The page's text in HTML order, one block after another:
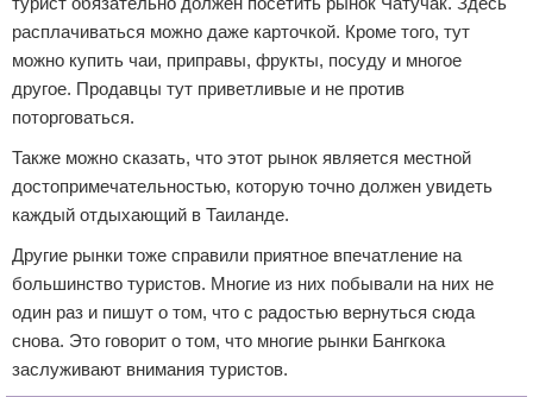
расплачиваться можно даже карточкой. Кроме того, тут
можно купить чаи, приправы, фрукты, посуду и многое
другое. Продавцы тут приветливые и не против
поторговаться.
Также можно сказать, что этот рынок является местной
достопримечательностью, которую точно должен увидеть
каждый отдыхающий в Таиланде.
Другие рынки тоже справили приятное впечатление на
большинство туристов. Многие из них побывали на них не
один раз и пишут о том, что с радостью вернуться сюда
снова. Это говорит о том, что многие рынки Бангкока
заслуживают внимания туристов.